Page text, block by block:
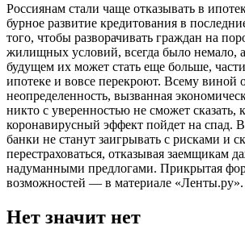
Россиянам стали чаще отказывать в
бурное развитие кредитования в
того, чтобы разворачивать граждан на
жилищных условий, всегда было немало,
будущем их может стать еще больше,
ипотеке и вовсе перекроют. Всему виной
неопределенность, вызванная
никто с уверенностью не сможет сказать,
коронавирусный эффект пойдет на спад.
банки не станут заигрывать с рисками и
перестраховаться, отказывая заемщикам
надуманными предлогами. Прикрытая
возможностей — в материале «Ленты.ру».
Нет значит нет